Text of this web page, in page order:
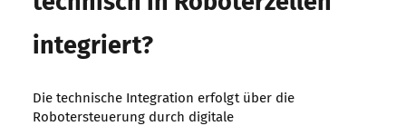
integriert?
Die technische Integration erfolgt über die
Robotersteuerung durch digitale